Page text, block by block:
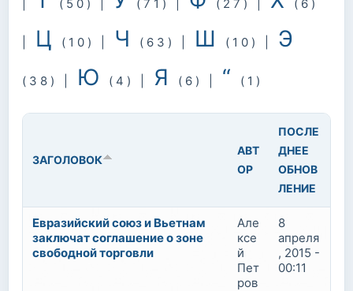
(50) (71) (27) (6)
Ц (10) Ч (63) Ш (10) Э
(38) Ю (4) Я (6) “ (1)
ЗАГОЛОВОК
АВТ
ОР
ПОСЛЕ
ДНЕЕ
ОБНОВ
ЛЕНИЕ
Евразийский союз и Вьетнам
заключат соглашение о зоне
свободной торговли
Але
ксе
й
Пет
ров
8
апреля
, 2015 -
00:11